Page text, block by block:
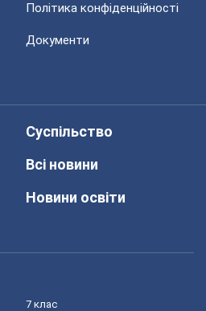
Політика конфіденційності
Документи
Суспільство
Всі новини
Новини освіти
7 клас